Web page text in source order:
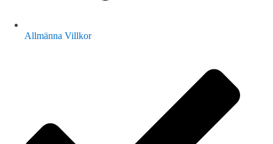
Allmänna Villkor